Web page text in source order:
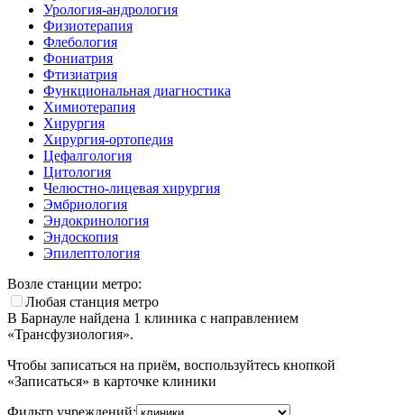
Урология-андрология
Физиотерапия
Флебология
Фониатрия
Фтизиатрия
Функциональная диагностика
Химиотерапия
Хирургия
Хирургия-ортопедия
Цефалгология
Цитология
Челюстно-лицевая хирургия
Эмбриология
Эндокринология
Эндоскопия
Эпилептология
Возле станции метро:
Любая станция метро
В Барнауле найдена 1 клиника с направлением
«Трансфузиология».
Чтобы записаться на приём, воспользуйтесь кнопкой
«Записаться» в карточке клиники
Фильтр учреждений: